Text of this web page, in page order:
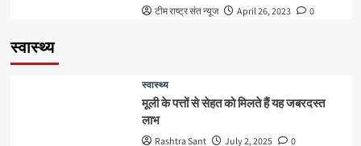
टीम राष्ट्र संत न्यूज April 26, 2023 0
स्वास्थ्य
स्वास्थ्य
मूली के पत्तों से सेहत को मिलते हैं यह जबरदस्त
लाभ
Rashtra Sant July 2, 2025 0